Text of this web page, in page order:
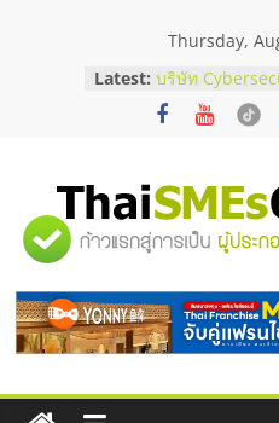
Thursday,
Latest: บริษัท
วิธีเลือกผู้ให้บริ
โจทย์ธุรกิจ
สัมมนาออนไลน์
บริการน้ำมัน
สัมมนาลงทุน แ
ไชส์ ครั้งที่ 8
ร้านเครื่องเสีย
โซลูชันระบบภา
"ศูนย์
รวม
ข้อมูล